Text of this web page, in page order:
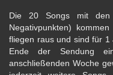
Die 20 Songs mit den
Negativpunkten)
fliegen raus und sind für
Ende der Sendung
anschließenden Woche